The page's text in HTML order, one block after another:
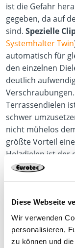
Diese Webseite
Wir verwenden
personalisieren,
zu können und
ist die Gefahr
gegeben, da auf
sind. Spezielle
Systemhalter Twin
automatisch für
den einzelnen
deutlich
Terrassendielen
schwer
nicht mühelos
größte Vorteil
Holzdielen ist der